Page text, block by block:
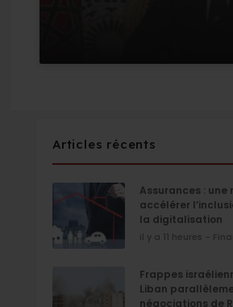
Articles récents
Assurances : une
accélérer
la digitalisation
il y a 11 heures -
Frappes
Liban
négociations de